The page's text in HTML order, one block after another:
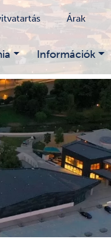
Árak
Információk